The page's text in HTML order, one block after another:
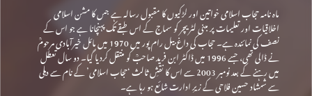
ماہ نامہ حجاب اسلامی خواتین اور لڑکیوں کا مقبول رسالہ ہے جس کا مشن اسلامی
اخلاقیات اور تعلیمات پر مبنی لٹریچر کو سماج کے اس طبقے تک پہنچانا ہے جو اس کے
نصف کی نمائندہ ہے۔ حجاب کی داغ بیل رام پور میں 1970 میں مائل خیرآبادی مرحومؒ
نے ڈالی تھی، جسے 1996 میں ڈاکٹر ابن فرید صاحبؒ کو منتقل کردیا گیا۔ دو سال تعطل
میں رہنے کے بعد نومبر 2003 سے اس کا نقشِ ثالث ‘حجاب اسلامی’ کے نام سے دہلی
سے شمشاد حسین فلاحی کے زیرِ ادارت شائع ہو رہا ہے۔